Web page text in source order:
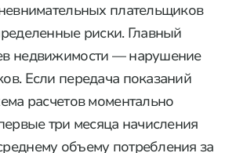
плательщиков
риски. Главный
недвижимости — нарушение
Если передача показаний
расчетов моментально
три месяца начисления
объему потребления за